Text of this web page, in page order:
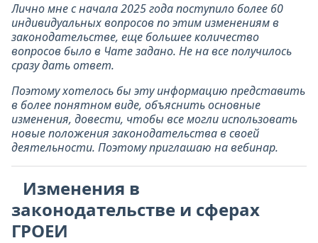
Лично мне с начала 2025 года поступило более 60
индивидуальных вопросов по этим изменениям в
законодательстве, еще большее количество
вопросов было в Чате задано. Не на все получилось
сразу дать ответ.
Поэтому хотелось бы эту информацию представить
в более понятном виде, объяснить основные
изменения, довести, чтобы все могли использовать
новые положения законодательства в своей
деятельности. Поэтому приглашаю на вебинар.
Изменения в
законодательстве и сферах
ГРОЕИ